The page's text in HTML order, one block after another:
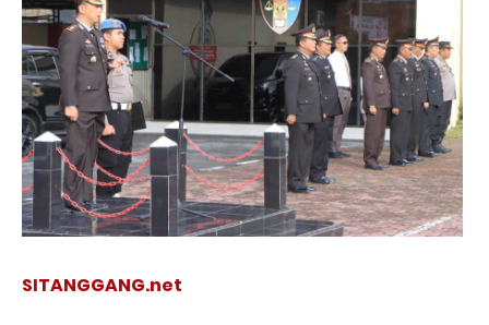
SITANGGANG.net